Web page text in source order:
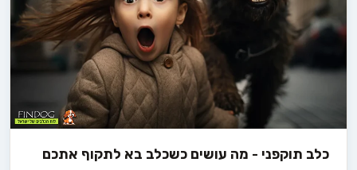
כלב תוקפני - מה עושים כשכלב בא לתקוף אתכם